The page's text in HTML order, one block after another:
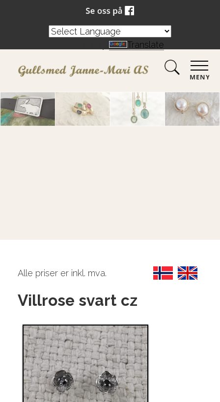
MENY
Alle priser er inkl. mva.
Villrose svart cz
Translate